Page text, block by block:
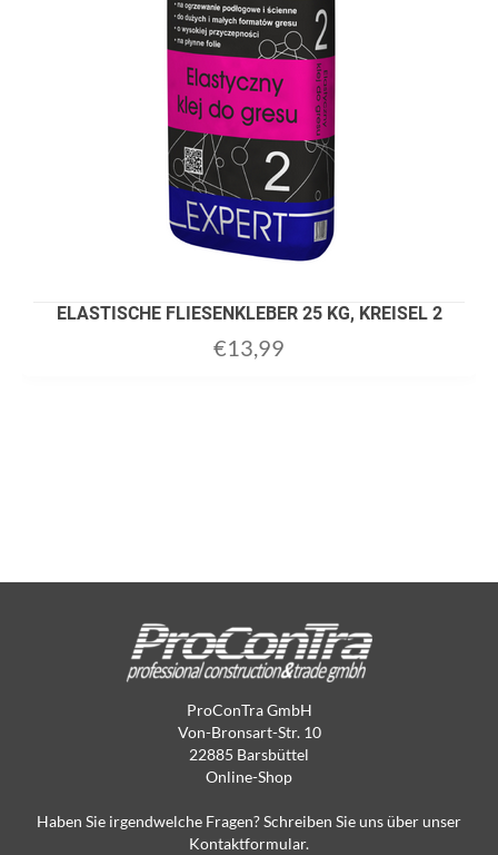
ELASTISCHE FLIESENKLEBER 25 KG, KREISEL 2
€13,99
ProConTra GmbH
Von-Bronsart-Str. 10
22885 Barsbüttel
Online-Shop
Haben Sie irgendwelche Fragen? Schreiben Sie uns über unser
Kontaktformular.